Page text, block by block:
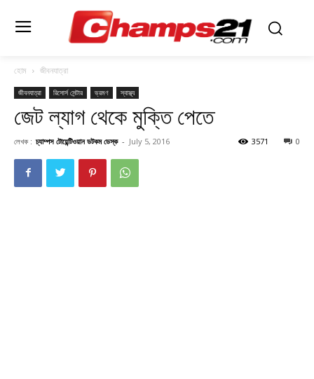
হোম জীবনযাত্রা
জীবনযাত্রা রিসোর্স সেন্টার ভ্রমণ স্বাস্থ্য
জেট ল্যাগ থেকে মুক্তি পেতে
লেখক : চ্যাম্পস টোয়েন্টিওয়ান ডটকম ডেস্ক - July 5, 2016 0
3571